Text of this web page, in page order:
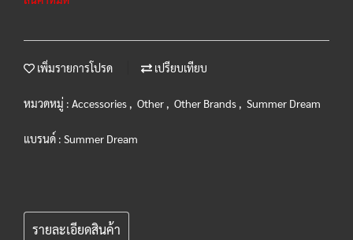
เพิ่มรายการโปรด เปรียบเทียบ
หมวดหมู่ : Accessories , Other , Other Brands , Summer Dream
แบรนด์ : Summer Dream
รายละเอียดสินค้า